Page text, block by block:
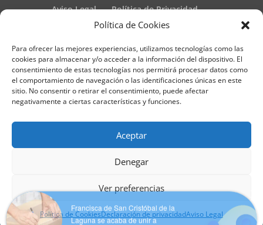
Política de Cookies
Para ofrecer las mejores experiencias, utilizamos tecnologías como las
cookies para almacenar y/o acceder a la información del dispositivo. El
consentimiento de estas tecnologías nos permitirá procesar datos como
el comportamiento de navegación o las identificaciones únicas en este
sitio. No consentir o retirar el consentimiento, puede afectar
negativamente a ciertas características y funciones.
Aceptar
Denegar
Ver preferencias
Política de CookiesDeclaración de privacidadAviso Legal
Aviso Legal
Política de Privacidad
Términos y condiciones – Contrato de matrícula
Formulario de Datos necesarios para alta
Métodos de pago SEQURA
Métodos de pago
Formulario de Acción Formativa
Formulario de responsabilidad de APPCC
Plantilla formación bonificada
Formulario uso de imagen
Centros colaboradores
Learning Galicia, S.L. - CIF B70080106 - Diseño y
adaptación del tema por Learning Galicia S.L
Francisca de San Cristóbal de la
Laguna se acaba de unir a
Formadistancia